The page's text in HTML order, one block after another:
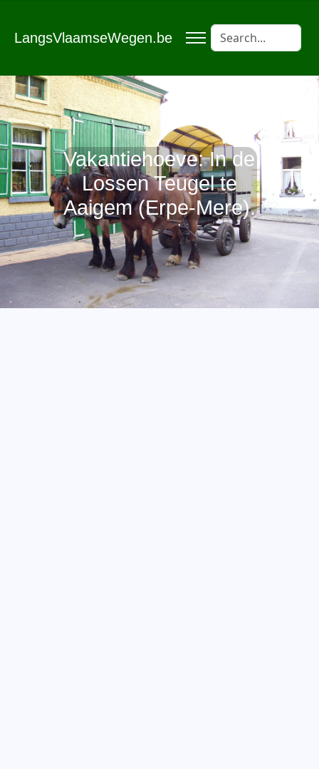
LangsVlaamseWegen.be
Vakantiehoeve: In de
Lossen Teugel te
Aaigem (Erpe-Mere).